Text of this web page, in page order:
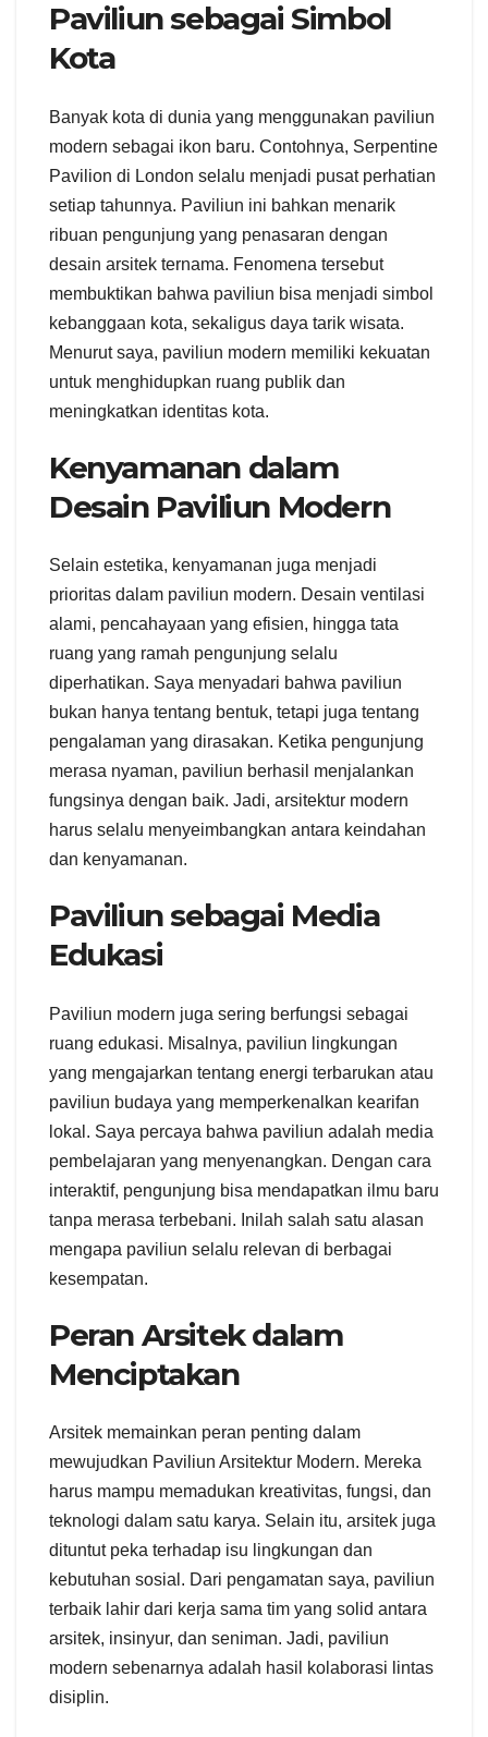
Paviliun sebagai Simbol
Kota
Banyak kota di dunia yang menggunakan paviliun
modern sebagai ikon baru. Contohnya, Serpentine
Pavilion di London selalu menjadi pusat perhatian
setiap tahunnya. Paviliun ini bahkan menarik
ribuan pengunjung yang penasaran dengan
desain arsitek ternama. Fenomena tersebut
membuktikan bahwa paviliun bisa menjadi simbol
kebanggaan kota, sekaligus daya tarik wisata.
Menurut saya, paviliun modern memiliki kekuatan
untuk menghidupkan ruang publik dan
meningkatkan identitas kota.
Kenyamanan dalam
Desain Paviliun Modern
Selain estetika, kenyamanan juga menjadi
prioritas dalam paviliun modern. Desain ventilasi
alami, pencahayaan yang efisien, hingga tata
ruang yang ramah pengunjung selalu
diperhatikan. Saya menyadari bahwa paviliun
bukan hanya tentang bentuk, tetapi juga tentang
pengalaman yang dirasakan. Ketika pengunjung
merasa nyaman, paviliun berhasil menjalankan
fungsinya dengan baik. Jadi, arsitektur modern
harus selalu menyeimbangkan antara keindahan
dan kenyamanan.
Paviliun sebagai Media
Edukasi
Paviliun modern juga sering berfungsi sebagai
ruang edukasi. Misalnya, paviliun lingkungan
yang mengajarkan tentang energi terbarukan atau
paviliun budaya yang memperkenalkan kearifan
lokal. Saya percaya bahwa paviliun adalah media
pembelajaran yang menyenangkan. Dengan cara
interaktif, pengunjung bisa mendapatkan ilmu baru
tanpa merasa terbebani. Inilah salah satu alasan
mengapa paviliun selalu relevan di berbagai
kesempatan.
Peran Arsitek dalam
Menciptakan
Arsitek memainkan peran penting dalam
mewujudkan Paviliun Arsitektur Modern. Mereka
harus mampu memadukan kreativitas, fungsi, dan
teknologi dalam satu karya. Selain itu, arsitek juga
dituntut peka terhadap isu lingkungan dan
kebutuhan sosial. Dari pengamatan saya, paviliun
terbaik lahir dari kerja sama tim yang solid antara
arsitek, insinyur, dan seniman. Jadi, paviliun
modern sebenarnya adalah hasil kolaborasi lintas
disiplin.